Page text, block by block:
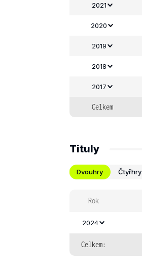
2021
2020
2019
2018
2017
Celkem
Tituly
Dvouhry Čtyřhry
Rok
2024
Celkem: